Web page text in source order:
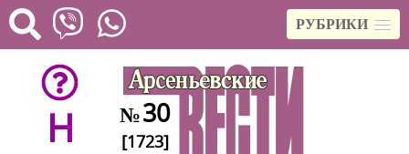
РУБРИКИ
H №30
[1723]